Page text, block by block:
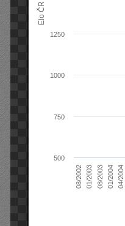
Elo ČR
08/2002 01/2003 08/2003 01/2004 04/2004
1000
500
750
1250